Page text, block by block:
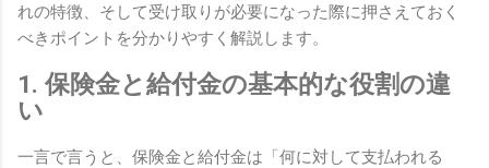
れの特徴、そして受け取りが必要になった際に押さえておく
べきポイントを分かりやすく解説します。
1. 保険金と給付金の基本的な役割の違
い
一言で言うと、保険金と給付金は「何に対して支払われる